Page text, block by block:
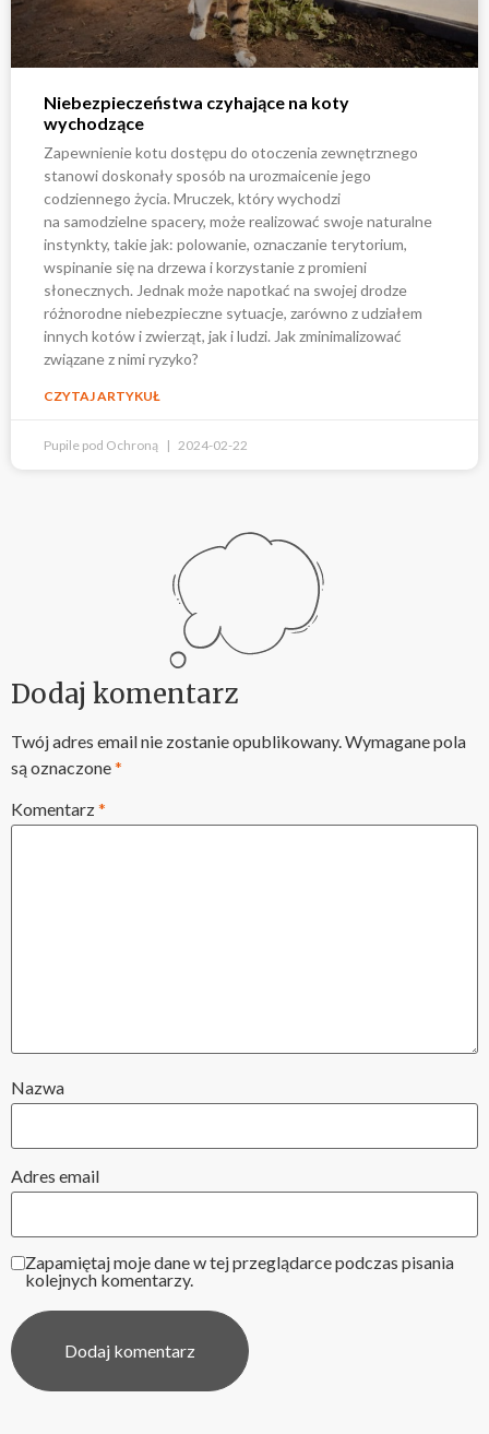
Niebezpieczeństwa czyhające na koty
wychodzące
Zapewnienie kotu dostępu do otoczenia zewnętrznego
stanowi doskonały sposób na urozmaicenie jego
codziennego życia. Mruczek, który wychodzi
na samodzielne spacery, może realizować swoje naturalne
instynkty, takie jak: polowanie, oznaczanie terytorium,
wspinanie się na drzewa i korzystanie z promieni
słonecznych. Jednak może napotkać na swojej drodze
różnorodne niebezpieczne sytuacje, zarówno z udziałem
innych kotów i zwierząt, jak i ludzi. Jak zminimalizować
związane z nimi ryzyko?
CZYTAJ ARTYKUŁ
Pupile pod Ochroną 2024-02-22
Dodaj komentarz
Twój adres email nie zostanie opublikowany.Wymagane pola
są oznaczone*
Komentarz*
Nazwa
Adres email
Zapamiętaj moje dane w tej przeglądarce podczas pisania
kolejnych komentarzy.